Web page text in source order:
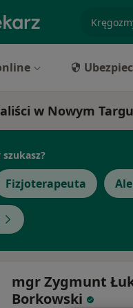
w Nowym Targu
Fizjoterapeuta
mgr Zygmunt
Borkowski